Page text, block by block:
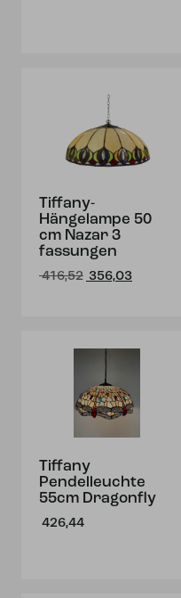
Tiffany-
Hängelampe 50
cm Nazar 3
fassungen
416,52 Ursprünglicher
356,03Aktueller
Tiffany
Pendelleuchte
55cm Dragonfly
426,44